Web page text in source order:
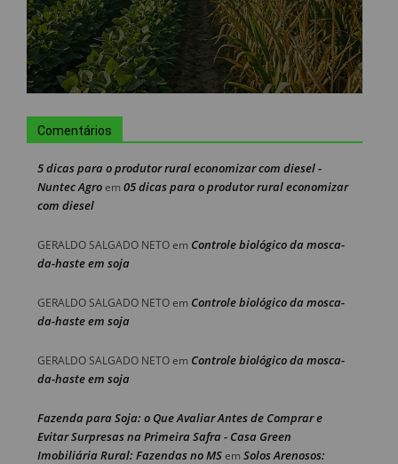
Comentários
5 dicas para o produtor rural economizar com diesel -
Nuntec Agroem 05 dicas para o produtor rural economizar
com diesel
GERALDO SALGADO NETOem Controle biológico da mosca-
da-haste em soja
GERALDO SALGADO NETOem Controle biológico da mosca-
da-haste em soja
GERALDO SALGADO NETOem Controle biológico da mosca-
da-haste em soja
Fazenda para Soja: o Que Avaliar Antes de Comprar e
Evitar Surpresas na Primeira Safra - Casa Green
Imobiliária Rural: Fazendas no MSem Solos Arenosos: